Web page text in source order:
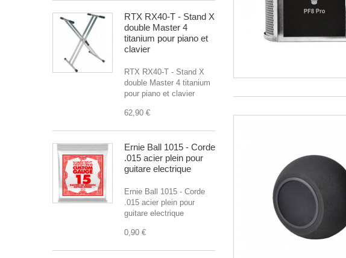
RTX RX40-T - Stand X
double Master 4
titanium pour piano et
clavier
RTX RX40-T - Stand X
double Master 4 titanium
pour piano et clavier
62,90 €
Ernie Ball 1015 - Corde
.015 acier plein pour
guitare electrique
Ernie Ball 1015 - Corde
.015 acier plein pour
guitare electrique
0,90 €